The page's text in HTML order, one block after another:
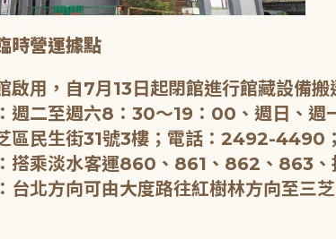
時營運據點
啟用，自7月13日起閉館進行館藏設備
週二至週六8：30～19：00、週日、
區民生街31號3樓；電話：2492-4490
搭乘淡水客運860、861、862、863、
台北方向可由大度路往紅樹林方向至三芝